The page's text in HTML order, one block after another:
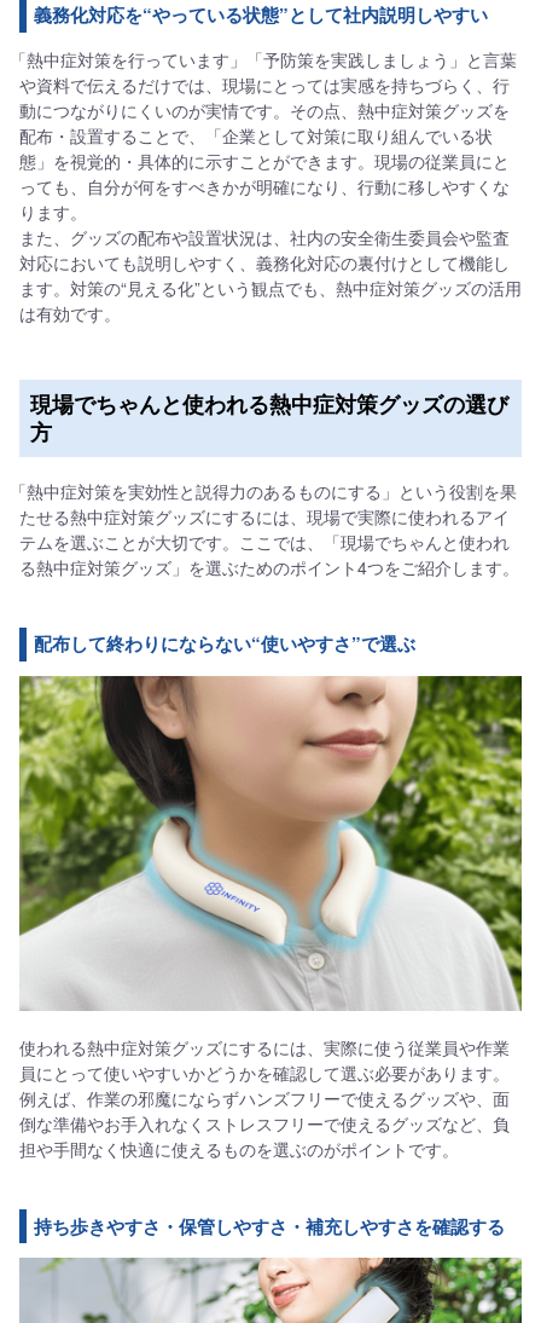
義務化対応を“やっている状態”として社内説明しやすい
「熱中症対策を行っています」「予防策を実践しましょう」と言葉
や資料で伝えるだけでは、現場にとっては実感を持ちづらく、行
動につながりにくいのが実情です。その点、熱中症対策グッズを
配布・設置することで、「企業として対策に取り組んでいる状
態」を視覚的・具体的に示すことができます。現場の従業員にと
っても、自分が何をすべきかが明確になり、行動に移しやすくな
ります。
また、グッズの配布や設置状況は、社内の安全衛生委員会や監査
対応においても説明しやすく、義務化対応の裏付けとして機能し
ます。対策の“見える化”という観点でも、熱中症対策グッズの活用
は有効です。
現場でちゃんと使われる熱中症対策グッズの選び
方
「熱中症対策を実効性と説得力のあるものにする」という役割を果
たせる熱中症対策グッズにするには、現場で実際に使われるアイ
テムを選ぶことが大切です。ここでは、「現場でちゃんと使われ
る熱中症対策グッズ」を選ぶためのポイント4つをご紹介します。
配布して終わりにならない“使いやすさ”で選ぶ
使われる熱中症対策グッズにするには、実際に使う従業員や作業
員にとって使いやすいかどうかを確認して選ぶ必要があります。
例えば、作業の邪魔にならずハンズフリーで使えるグッズや、面
倒な準備やお手入れなくストレスフリーで使えるグッズなど、負
担や手間なく快適に使えるものを選ぶのがポイントです。
持ち歩きやすさ・保管しやすさ・補充しやすさを確認する